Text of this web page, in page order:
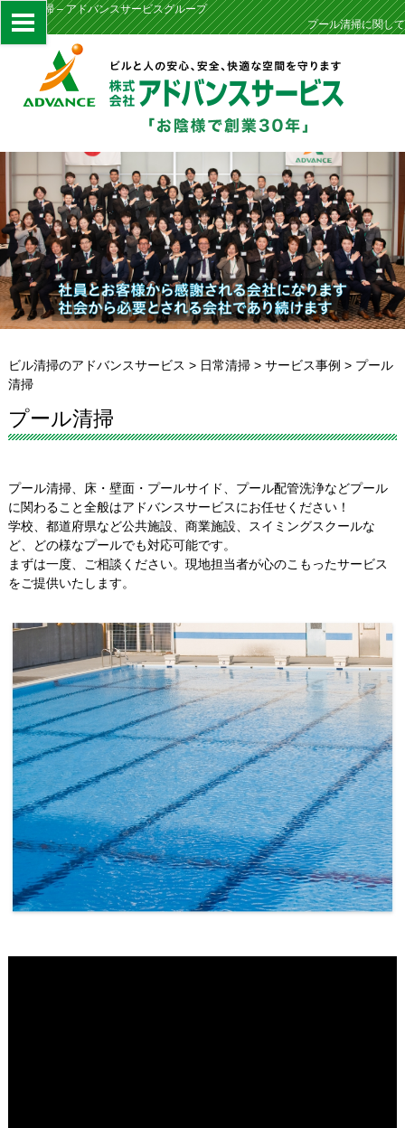
プール清掃 – アドバンスサービスグループ
プール清掃に関して
ビル清掃のアドバンスサービス > 日常清掃> サービス事例 > プール
清掃
プール清掃
プール清掃、床・壁面・プールサイド、プール配管洗浄などプール
に関わること全般はアドバンスサービスにお任せください！
学校、都道府県など公共施設、商業施設、スイミングスクールな
ど、どの様なプールでも対応可能です。
まずは一度、ご相談ください。現地担当者が心のこもったサービス
をご提供いたします。